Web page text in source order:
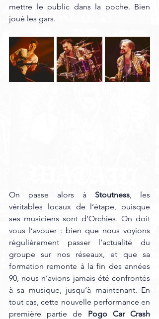
mettre le public dans la poche. Bien
joué les gars.
On passe alors à Stoutness , les
véritables locaux de l’étape, puisque
ses musiciens sont d’Orchies. On doit
vous l’avouer : bien que nous voyions
régulièrement passer l’actualité du
groupe sur nos réseaux, et que sa
formation remonte à la fin des années
90, nous n’avions jamais été confrontés
à sa musique, jusqu’à maintenant. En
tout cas, cette nouvelle performance en
première partie de Pogo Car Crash